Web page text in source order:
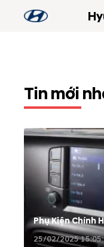
Tin mới
Phụ Kiện Chính
25/02/2025